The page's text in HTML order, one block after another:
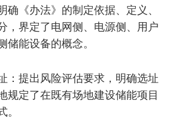
确《办法》的制定依据、定义、
，界定了电网侧、电源侧、用户
能设备的概念。
：提出风险评估要求，明确选址
规定了在既有场地建设储能项目